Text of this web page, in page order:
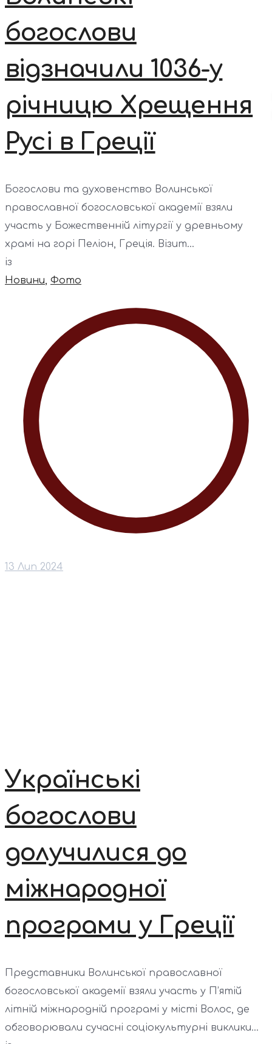
богослови
відзначили 1036-у
річницю Хрещення
Русі в Греції
Богослови та духовенство Волинської
православної богословської академії взяли
участь у Божественній літургії у древньому
храмі на горі Пеліон, Греція. Візит...
із
Новини, Фото
13 Лип 2024
Українські
богослови
долучилися до
міжнародної
програми у Греції
Представники Волинської православної
богословської академії взяли участь у П’ятій
літній міжнародній програмі у місті Волос, де
обговорювали сучасні соціокультурні виклики...